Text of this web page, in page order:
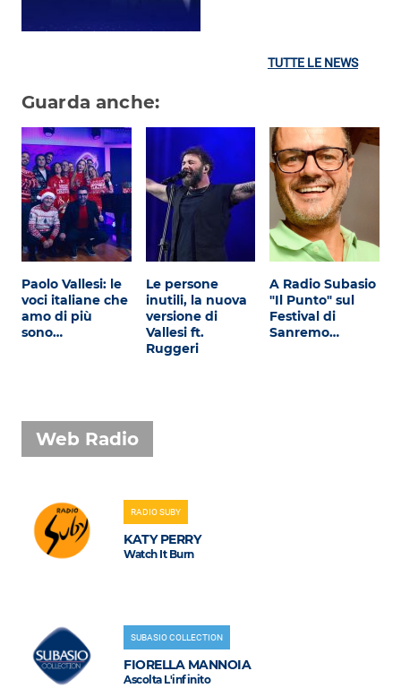
TUTTE LE NEWS
Guarda anche:
Paolo Vallesi: le
voci italiane che
amo di più
sono…
Le persone
inutili, la nuova
versione di
Vallesi ft.
Ruggeri
A Radio Subasio
"Il Punto" sul
Festival di
Sanremo…
Web Radio
RADIO SUBY
KATY PERRY
Watch It Burn
SUBASIO COLLECTION
FIORELLA MANNOIA
Ascolta L'infinito